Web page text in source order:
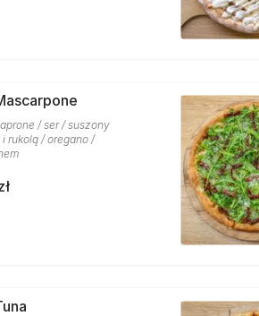
/ ser / suszony
rukolą / oregano /